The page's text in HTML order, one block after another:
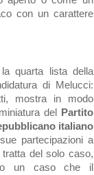
con un carattere
quarta lista della
di Melucci:
mostra in modo
del
Partito
italiano
partecipazioni a
del solo caso,
un caso che il